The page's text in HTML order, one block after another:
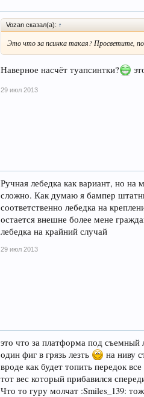
Vozan сказал(а): ↑
Это что за псинка такая? Просветите,
Наверное насчёт туапсинтки?
29 июл 2013
Ручная лебедка как вариант, но
сложно. Как думаю я бампер
соответственно лебедка на
остается внешне более мене
лебедка на крайний случай
29 июл 2013
это что за платформа под
один фиг в грязь лезть
на ниву
вроде как будет топить передок
тот вес который прибавился
Что то гуру молчат :Smiles_139: